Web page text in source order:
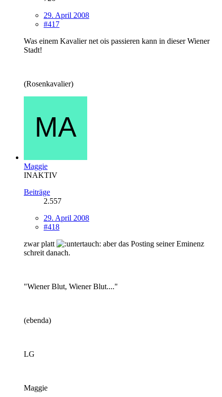
29. April 2008
#417
Was einem Kavalier net ois passieren kann in dieser Wiener
Stadt!
(Rosenkavalier)
Maggie
INAKTIV
Beiträge
2.557
29. April 2008
#418
zwar platt
aber das Posting seiner Eminenz
schreit danach.
"Wiener Blut, Wiener Blut...."
(ebenda)
LG
Maggie